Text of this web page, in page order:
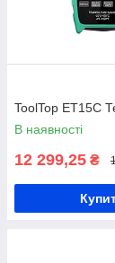
ToolTop ET15C
В наявності
12 299,25 ₴